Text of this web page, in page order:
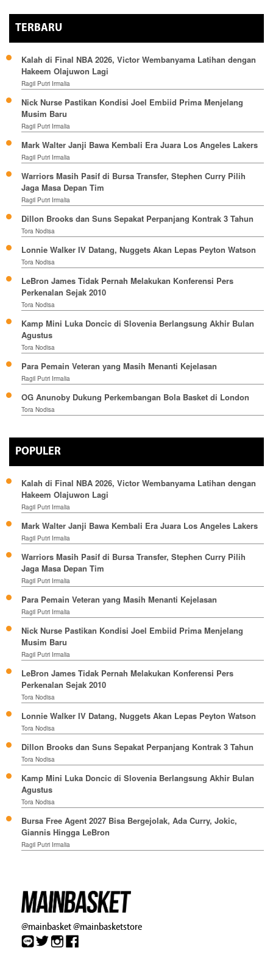
TERBARU
Kalah di Final NBA 2026, Victor Wembanyama Latihan dengan
Hakeem Olajuwon Lagi
Ragil Putri Irmalia
Nick Nurse Pastikan Kondisi Joel Embiid Prima Menjelang
Musim Baru
Ragil Putri Irmalia
Mark Walter Janji Bawa Kembali Era Juara Los Angeles Lakers
Ragil Putri Irmalia
Warriors Masih Pasif di Bursa Transfer, Stephen Curry Pilih
Jaga Masa Depan Tim
Ragil Putri Irmalia
Dillon Brooks dan Suns Sepakat Perpanjang Kontrak 3 Tahun
Tora Nodisa
Lonnie Walker IV Datang, Nuggets Akan Lepas Peyton Watson
Tora Nodisa
LeBron James Tidak Pernah Melakukan Konferensi Pers
Perkenalan Sejak 2010
Tora Nodisa
Kamp Mini Luka Doncic di Slovenia Berlangsung Akhir Bulan
Agustus
Tora Nodisa
Para Pemain Veteran yang Masih Menanti Kejelasan
Ragil Putri Irmalia
OG Anunoby Dukung Perkembangan Bola Basket di London
Tora Nodisa
POPULER
Kalah di Final NBA 2026, Victor Wembanyama Latihan dengan
Hakeem Olajuwon Lagi
Ragil Putri Irmalia
Mark Walter Janji Bawa Kembali Era Juara Los Angeles Lakers
Ragil Putri Irmalia
Warriors Masih Pasif di Bursa Transfer, Stephen Curry Pilih
Jaga Masa Depan Tim
Ragil Putri Irmalia
Para Pemain Veteran yang Masih Menanti Kejelasan
Ragil Putri Irmalia
Nick Nurse Pastikan Kondisi Joel Embiid Prima Menjelang
Musim Baru
Ragil Putri Irmalia
LeBron James Tidak Pernah Melakukan Konferensi Pers
Perkenalan Sejak 2010
Tora Nodisa
Lonnie Walker IV Datang, Nuggets Akan Lepas Peyton Watson
Tora Nodisa
Dillon Brooks dan Suns Sepakat Perpanjang Kontrak 3 Tahun
Tora Nodisa
Kamp Mini Luka Doncic di Slovenia Berlangsung Akhir Bulan
Agustus
Tora Nodisa
Bursa Free Agent 2027 Bisa Bergejolak, Ada Curry, Jokic,
Giannis Hingga LeBron
Ragil Putri Irmalia
@mainbasket@mainbasketstore